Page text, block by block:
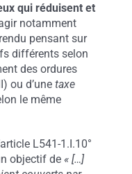
qui réduisent et
notamment
pensant sur
différents selon
des ordures
ou d’une taxe
le même
L541-1.I.10°
objectif de « […]